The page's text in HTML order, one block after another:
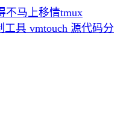
不马上移情tmux
工具 vmtouch 源代码分